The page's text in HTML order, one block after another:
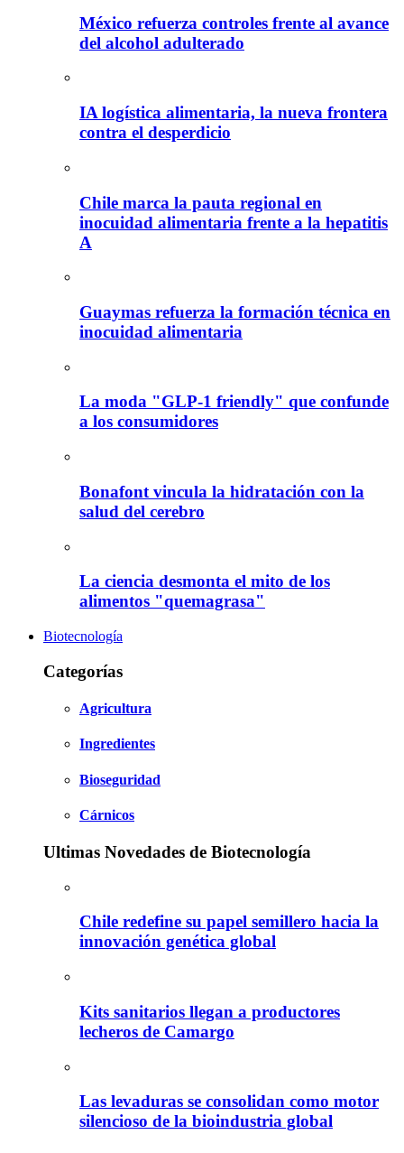
México refuerza controles frente al avance
del alcohol adulterado
IA logística alimentaria, la nueva frontera
contra el desperdicio
Chile marca la pauta regional en
inocuidad alimentaria frente a la hepatitis
A
Guaymas refuerza la formación técnica en
inocuidad alimentaria
La moda "GLP-1 friendly" que confunde
a los consumidores
Bonafont vincula la hidratación con la
salud del cerebro
La ciencia desmonta el mito de los
alimentos "quemagrasa"
Biotecnología
Categorías
Agricultura
Ingredientes
Bioseguridad
Cárnicos
Ultimas Novedades de Biotecnología
Chile redefine su papel semillero hacia la
innovación genética global
Kits sanitarios llegan a productores
lecheros de Camargo
Las levaduras se consolidan como motor
silencioso de la bioindustria global